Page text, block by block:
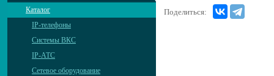
Каталог
IP-телефоны
Системы ВКС
IP-АТС
Сетевое оборудование
Поделиться: